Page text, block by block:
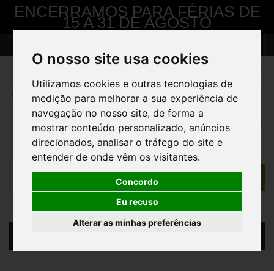
O nosso site usa cookies
Utilizamos cookies e outras tecnologias de
medição para melhorar a sua experiência de
navegação no nosso site, de forma a
mostrar conteúdo personalizado, anúncios
direcionados, analisar o tráfego do site e
entender de onde vêm os visitantes.
Concordo
Eu recuso
Alterar as minhas preferências
ENCERRAMOS PARA FÉRIAS DE
15 A 31 DE AGOSTO